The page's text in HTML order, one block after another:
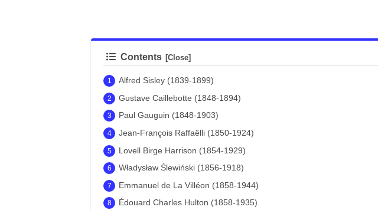
Contents
Alfred Sisley (1839-1899)
Gustave Caillebotte (1848-1894)
Paul Gauguin (1848-1903)
Jean-François Raffaëlli (1850-1924)
Lovell Birge Harrison (1854-1929)
Władysław Ślewiński (1856-1918)
Emmanuel de La Villéon (1858-1944)
Édouard Charles Hulton (1858-1935)